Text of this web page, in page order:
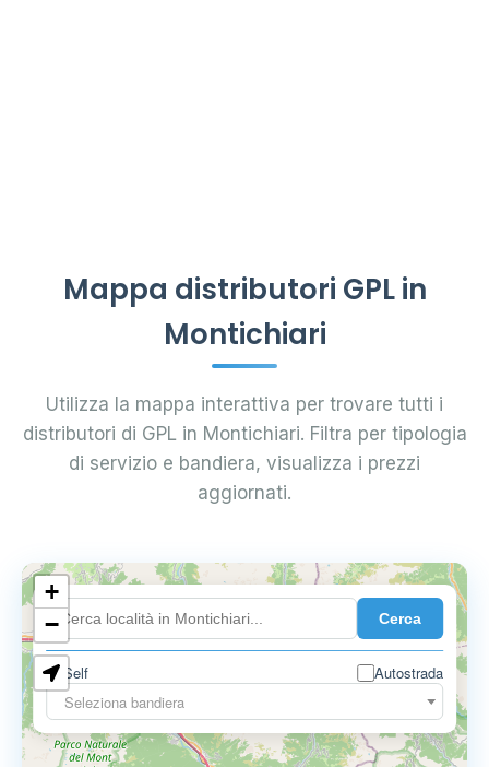
Mappa distributori GPL in
Montichiari
Utilizza la mappa interattiva per trovare tutti i
distributori di GPL in Montichiari. Filtra per tipologia
di servizio e bandiera, visualizza i prezzi
aggiornati.
Cerca
Self
Autostrada
Seleziona bandiera
0.899 €
+
−